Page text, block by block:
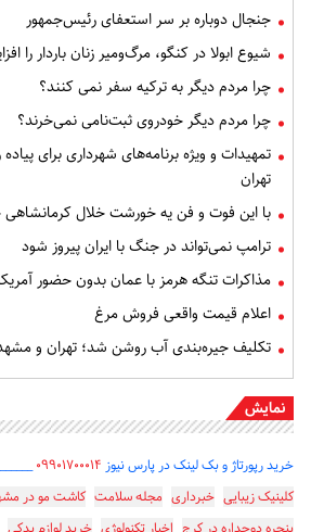
جنجال دوباره بر سر استعفای رئیس‌جمهور
شیوع ابولا در کنگو، مرگ‌ومیر زنان باردار را
چرا مردم دیگر به ترکیه سفر نمی کنند؟
چرا مردم دیگر خودروی ثبت‌نامی نمی‌خرند؟
تمهیدات و ویژه برنامه‌های شهرداری برای
تهران
با این فوت و فن یه خورشت خلال کرمانشاهی
ترامپ نمی‌تواند در جنگ با ایران پیروز شود
مذاکرات تنگه هرمز با عمان بدون حضور
اعلام قیمت واقعی فروش مرغ
تکلیف جیره‌بندی آب روشن شد؛ تهران و
نمایش
خرید رپورتاژ و بک لینک در پارس نیوز ۰۹۹۰۱۷۰۰۰۱۴
کلینیک زیبایی خبرداری مجله سلامت کاشت مو در